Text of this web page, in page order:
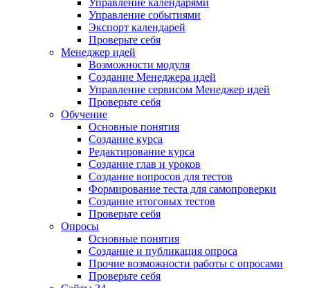
Управление календарями
Управление событиями
Экспорт календарей
Проверьте себя
Менеджер идей
Возможности модуля
Создание Менеджера идей
Управление сервисом Менеджер идей
Проверьте себя
Обучение
Основные понятия
Создание курса
Редактирование курса
Создание глав и уроков
Создание вопросов для тестов
Формирование теста для самопроверки
Создание итоговых тестов
Проверьте себя
Опросы
Основные понятия
Создание и публикация опроса
Прочие возможности работы с опросами
Проверьте себя